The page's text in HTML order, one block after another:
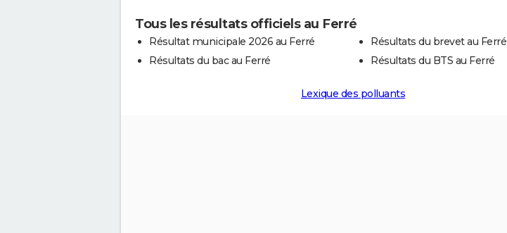
Tous les résultats officiels au Ferré
Résultat municipale 2026 au Ferré
Résultats du bac au Ferré
Résultats du brevet au Ferré
Résultats du BTS au Ferré
Lexique des polluants